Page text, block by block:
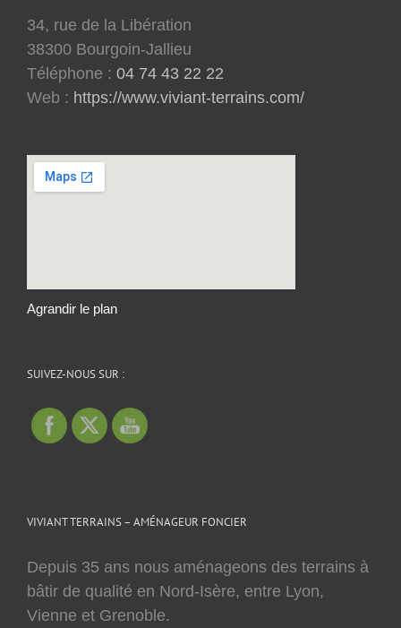
34, rue de la Libération
38300 Bourgoin-Jallieu
Téléphone : 04 74 43 22 22
Web : https://www.viviant-terrains.com/
Agrandir le plan
SUIVEZ-NOUS SUR :
VIVIANT TERRAINS – AMÉNAGEUR FONCIER
Depuis 35 ans nous aménageons des terrains à
bâtir de qualité en Nord-Isère, entre Lyon,
Vienne et Grenoble.